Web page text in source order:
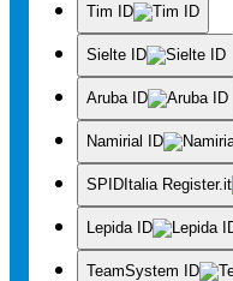
Tim ID
Sielte ID
Aruba ID
Namirial ID
SPIDItalia Register.it
Lepida ID
TeamSystem ID